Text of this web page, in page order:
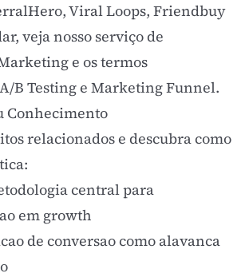
Viral Loops, Friendbuy
veja nosso serviço de
e os termos
A/B Testinge Marketing Funnel.
Conhecimento
relacionados e descubra como
central para
em growth
de conversao como alavanca